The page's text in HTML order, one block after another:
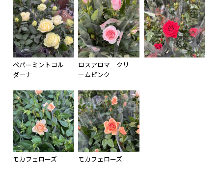
ペパーミントコル
ダ―ナ
ロスアロマ クリ
ームピンク
モカフェローズ モカフェローズ